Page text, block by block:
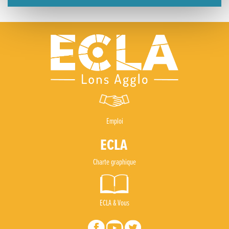
Emploi
Charte graphique
ECLA & Vous